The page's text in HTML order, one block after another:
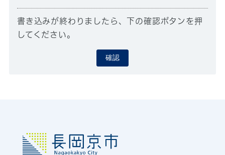
書き込みが終わりましたら、下の確認ボタンを押
してください。
確認